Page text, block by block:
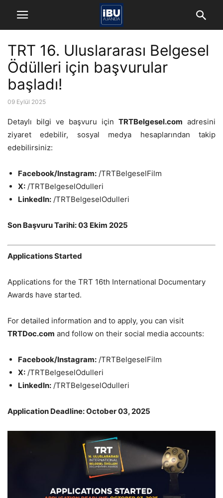
TRT 16. Uluslararası Belgesel
Ödülleri için başvurular
başladı!
09 Eylül 2025
Detaylı bilgi ve başvuru için TRTBelgesel.com adresini
ziyaret edebilir, sosyal medya hesaplarından takip
edebilirsiniz:
Facebook/Instagram: /TRTBelgeselFilm
X: /TRTBelgeselOdulleri
LinkedIn: /TRTBelgeselOdulleri
Son Başvuru Tarihi: 03 Ekim 2025
Applications Started
Applications for the TRT 16th International Documentary
Awards have started.
For detailed information and to apply, you can visit
TRTDoc.com and follow on their social media accounts:
Facebook/Instagram: /TRTBelgeselFilm
X: /TRTBelgeselOdulleri
LinkedIn: /TRTBelgeselOdulleri
Application Deadline: October 03, 2025